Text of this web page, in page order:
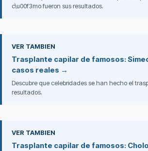
c\u00f3mo fueron sus resultados.
VER TAMBIEN
Trasplante capilar de famosos:
casos reales →
Descubre que celebridades se han hecho el
resultados.
VER TAMBIEN
Trasplante capilar de famosos: